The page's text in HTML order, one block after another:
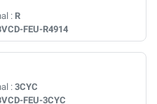
: R
FEU-R4914
: 3CYC
FEU-3CYC